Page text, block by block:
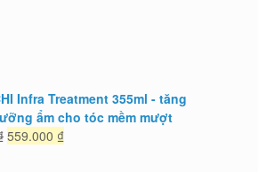
Infra Treatment 355ml - tăng
ẩm cho tóc mềm mượt
Giá
559.000 ₫Giá